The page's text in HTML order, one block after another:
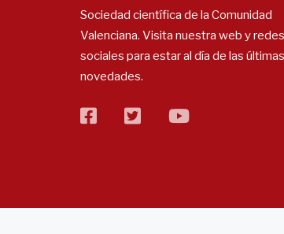
Sociedad científica de la Comunidad
Valenciana. Visita nuestra web y redes
sociales para estar al día de las últimas
novedades.
facebooktwitterflickr